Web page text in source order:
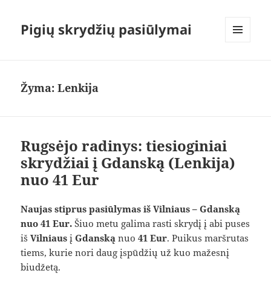
Pigių skrydžių pasiūlymai
Žyma:Lenkija
Rugsėjo radinys: tiesioginiai
skrydžiai į Gdanską (Lenkija)
nuo 41 Eur
Naujas stiprus pasiūlymas iš Vilniaus – Gdanską
nuo 41 Eur. Šiuo metu galima rasti skrydį į abi puses
išVilniaus įGdanską nuo41 Eur. Puikus maršrutas
tiems, kurie nori daug įspūdžių už kuo mažesnį
biudžetą.